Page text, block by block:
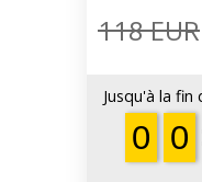
118 EUR
Jusqu'à la
9
9
0
0 9
9
0
0